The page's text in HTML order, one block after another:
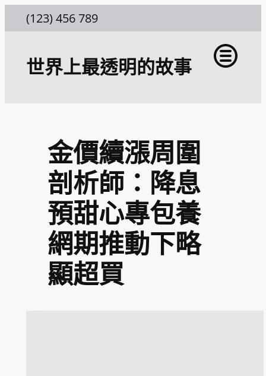
至
(123) 456 789
世界上最透明的故事
金價續漲周圍
剖析師：降息
預甜心專包養
網期推動下略
顯超買